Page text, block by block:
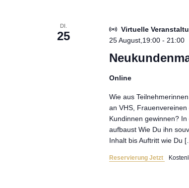
DI.
25
25 August,19:00- 21:00
Online
Virtuelle
Wie aus
an VHS,
Kundinnen gewinnen?
aufbaust Wie Du ihn
Inhalt bis Auftritt wie Du
Reservierung Jetzt